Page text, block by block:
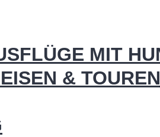
MIT
& TOUREN